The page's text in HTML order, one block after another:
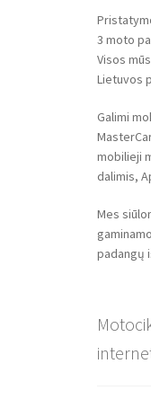
3 moto
Visos
Lietuvos
Galimi
mobilieji
dalimis,
Mes
padangų